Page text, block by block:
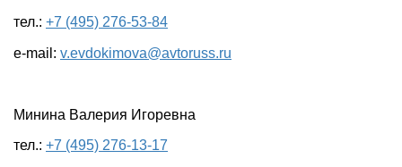
тел.: +7 (495) 276-53-84
e-mail: v.evdokimova@avtoruss.ru
Минина Валерия Игоревна
тел.: +7 (495) 276-13-17